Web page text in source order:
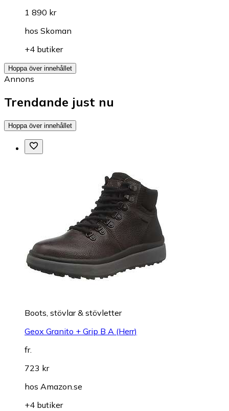
1 890 kr
hos Skoman
+4 butiker
Hoppa över innehållet
Annons
Trendande just nu
Hoppa över innehållet
Boots, stövlar & stövletter
Geox Granito + Grip B A (Herr)
fr.
723 kr
hos Amazon.se
+4 butiker